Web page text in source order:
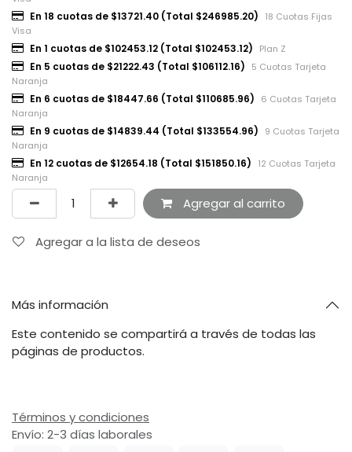
En 18 cuotas de $13721.40 (Total $246985.20)
18 Cuotas Fijas
Visa
En 1 cuotas de $102453.12 (Total $102453.12) Plan Z
En 5 cuotas de $21222.43 (Total $106112.16)
5 Cuotas Tarjeta
Naranja
En 6 cuotas de $18447.66 (Total $110685.96)
6 Cuotas Tarjeta
Naranja
En 9 cuotas de $14839.44 (Total $133554.96)
9 Cuotas Tarjeta
Naranja
En 12 cuotas de $12654.18 (Total $151850.16)
12 Cuotas Tarjeta
Naranja
Agregar al carrito
Agregar a la lista de deseos
Más información
Este contenido se compartirá a través de todas las
páginas de productos.
Términos y condiciones
Envío: 2-3 días laborales